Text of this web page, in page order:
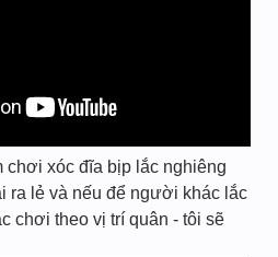
xóc đĩa bịp lắc nghiêng
ra lẻ và nếu để người khác lắc
chơi theo vị trí quân - tôi sẽ